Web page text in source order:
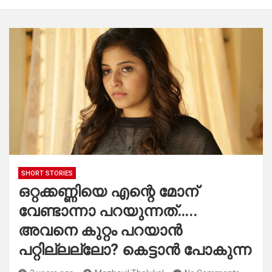
SHORT STORIES
ഒറ്റക്കണ്ണിയെ എന്റെ മോന്
വേണ്ടാന്നാ പറയുന്നത്…..
അവനെ കുറ്റം പറയാൻ
പറ്റില്ലല്ലോ? കെട്ടാൻ പോകുന്ന